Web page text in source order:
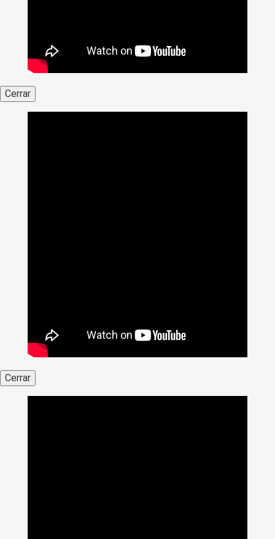
Cerrar
Cerrar